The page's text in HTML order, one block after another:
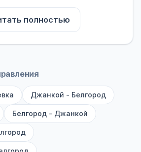
вы можете найти
Грушевка -
рейсы и выбрать
на микроавтобусы (8–18
(от 40 мест): у них лучше
ощущается меньше.
остановки:
кафе и туалетом, а
полностью
Джанкой - Белгород
Белгород - Джанкой